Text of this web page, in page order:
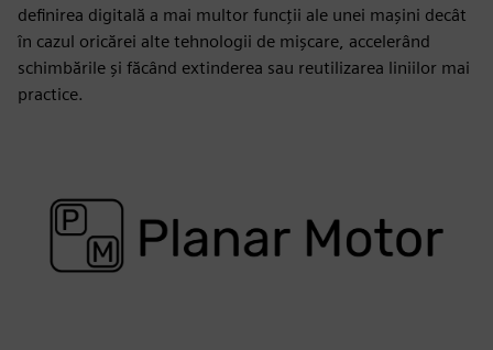
definirea digitală a mai multor funcții ale unei mașini decât
în cazul oricărei alte tehnologii de mișcare, accelerând
schimbările și făcând extinderea sau reutilizarea liniilor mai
practice.